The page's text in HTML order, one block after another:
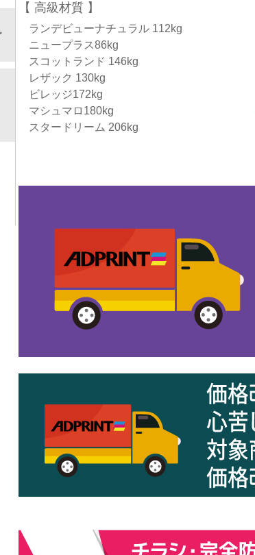
高級材質
ランデビューナチュラル 112kg
ニュープラス86kg
スコットランド 146kg
レザック 130kg
ビレッジ172kg
マシュマロ180kg
スタードリーム 206kg